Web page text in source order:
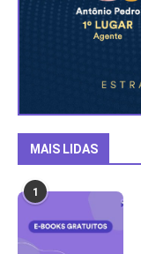
MAIS LIDAS
1